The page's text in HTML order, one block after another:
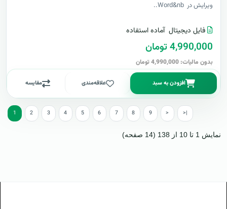
ویرایش در Word&nb..
فایل دیجیتال آماده استفاده
4,990,000 تومان
بدون مالیات: 4,990,000 تومان
افزودن به سبد علاقه‌مندی مقایسه
1 2 3 4 5 6 7 8 9 > >|
نمایش 1 تا 10 از 138 (14 صفحه)